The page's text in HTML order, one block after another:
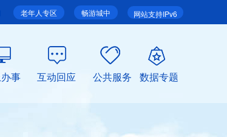
网站支持IPv6
畅游城中
老年人专区
事 互动回应 公共服务 数据专题